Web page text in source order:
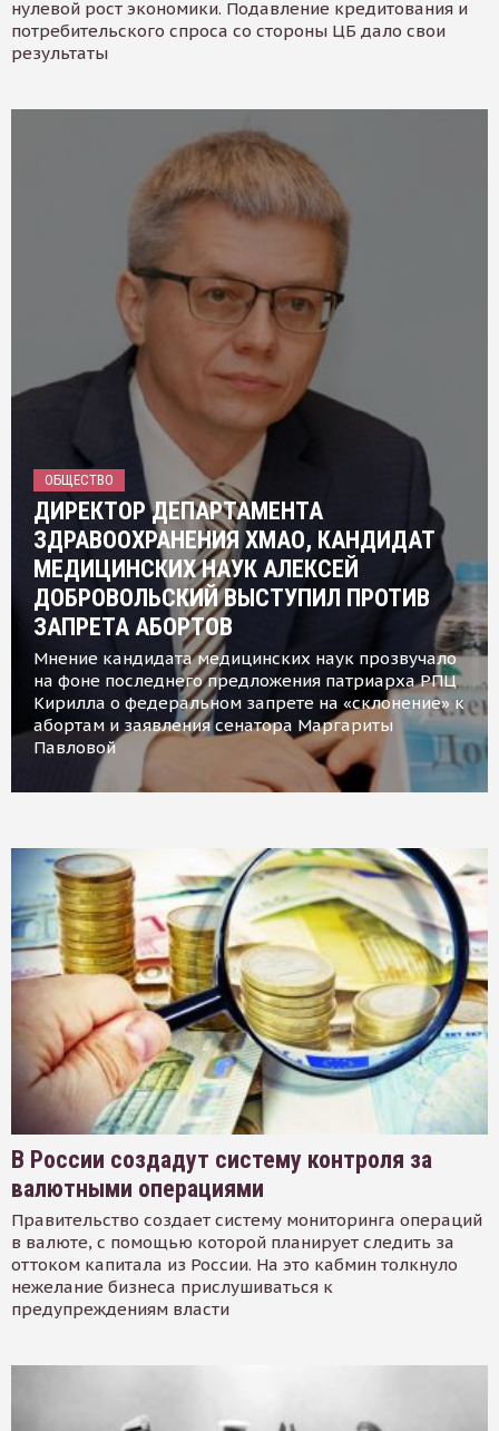
нулевой рост экономики. Подавление кредитования и
потребительского спроса со стороны ЦБ дало свои
результаты
ОБЩЕСТВО
ДИРЕКТОР ДЕПАРТАМЕНТА
ЗДРАВООХРАНЕНИЯ ХМАО, КАНДИДАТ
МЕДИЦИНСКИХ НАУК АЛЕКСЕЙ
ДОБРОВОЛЬСКИЙ ВЫСТУПИЛ ПРОТИВ
ЗАПРЕТА АБОРТОВ
Мнение кандидата медицинских наук прозвучало
на фоне последнего предложения патриарха РПЦ
Кирилла о федеральном запрете на «склонение» к
абортам и заявления сенатора Маргариты
Павловой
В России создадут систему контроля за
валютными операциями
Правительство создает систему мониторинга операций
в валюте, с помощью которой планирует следить за
оттоком капитала из России. На это кабмин толкнуло
нежелание бизнеса прислушиваться к
предупреждениям власти